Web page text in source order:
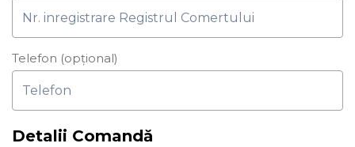
Telefon (opțional)
Detalii Comandă